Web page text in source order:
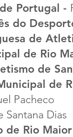
Portugal -
do
de
de Rio
de
de
Pacheco
Santana Dias
de Rio